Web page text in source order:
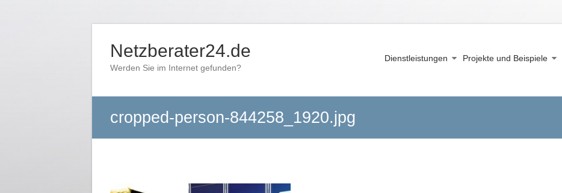
springenNetzberater24.de
Werden Sie im Internet gefunden?
Dienstleistungen Projekte und Beispiele
cropped-person-844258_1920.jpg